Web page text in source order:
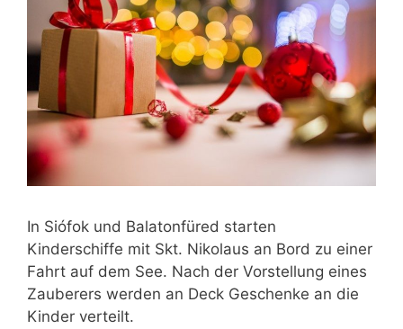
In Siófok und Balatonfüred starten
Kinderschiffe mit Skt. Nikolaus an Bord zu einer
Fahrt auf dem See. Nach der Vorstellung eines
Zauberers werden an Deck Geschenke an die
Kinder verteilt.